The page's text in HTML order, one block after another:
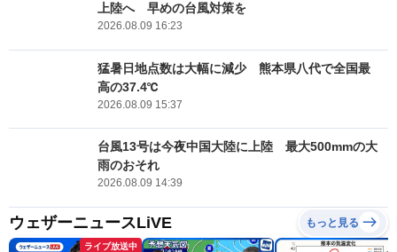
上陸へ 早めの台風対策を
2026.08.09 16:23
猛暑日地点数は大幅に減少 熊本県八代で全国最
高の37.4℃
2026.08.09 15:37
台風13号は今夜中国大陸に上陸 最大500mmの大
雨のおそれ
2026.08.09 14:39
ウェザーニュースLiVE もっと見る
ライブ放送中